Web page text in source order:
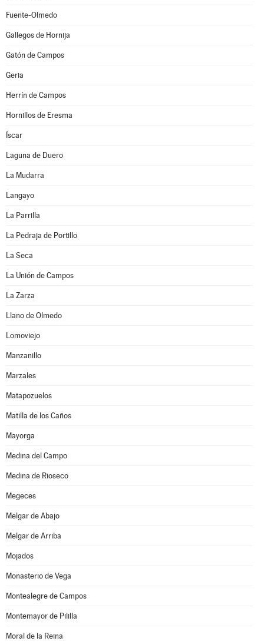
Fuente-Olmedo
Gallegos de Hornija
Gatón de Campos
Geria
Herrín de Campos
Hornillos de Eresma
Íscar
Laguna de Duero
La Mudarra
Langayo
La Parrilla
La Pedraja de Portillo
La Seca
La Unión de Campos
La Zarza
Llano de Olmedo
Lomoviejo
Manzanillo
Marzales
Matapozuelos
Matilla de los Caños
Mayorga
Medina del Campo
Medina de Rioseco
Megeces
Melgar de Abajo
Melgar de Arriba
Mojados
Monasterio de Vega
Montealegre de Campos
Montemayor de Pililla
Moral de la Reina